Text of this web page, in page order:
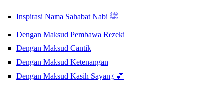
Inspirasi Nama Sahabat Nabi ﷺ
Dengan Maksud Pembawa Rezeki
Dengan Maksud Cantik
Dengan Maksud Ketenangan
Dengan Maksud Kasih Sayang 💕